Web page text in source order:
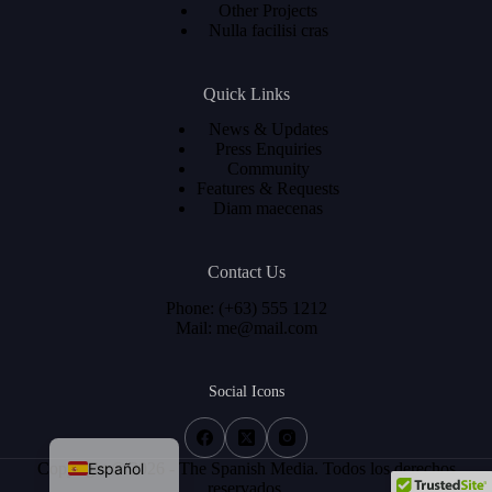
Other Projects
Nulla facilisi cras
Quick Links
News & Updates
Press Enquiries
Community
Features & Requests
Diam maecenas
Contact Us
Phone: (+63) 555 1212
Mail: me@mail.com
Social Icons
Copyright © 2026 - The Spanish Media. Todos los derechos
reservados.
Español